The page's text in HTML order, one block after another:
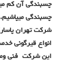
چسبندگی آن کم
چسبندگی میپاشیم.
انواع قیرگونی
این شرکت فنی